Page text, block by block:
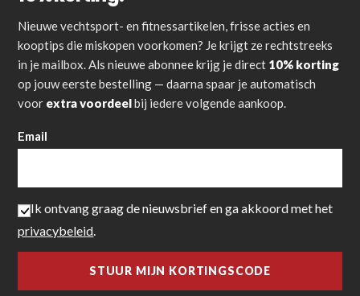
Nieuwe vechtsport- en fitnessartikelen, frisse acties en
kooptips die miskopen voorkomen? Je krijgt ze rechtstreeks
in je mailbox. Als nieuwe abonnee krijg je direct 10% korting
op jouw eerste bestelling — daarna spaar je automatisch
voor extra voordeelbij iedere volgende aankoop.
Email
Ik ontvang graag de nieuwsbrief en ga akkoord met het
privacybeleid